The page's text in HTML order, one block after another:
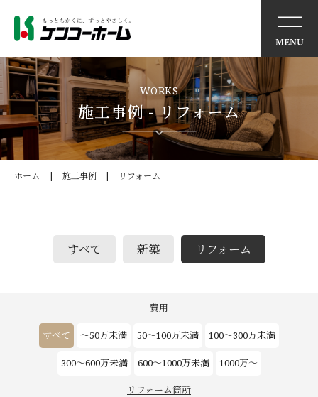
リノベーションモデルハウ
ス
アウトレット商品のご案内
リフォーム工事の流れ
見積もり依頼
施工事例
お客様の声
WORKS
施工事例 - リフォーム
ホーム 施工事例 リフォーム
すべて 新築 リフォーム
費用
すべて ～50万未満 50～100万未満 100～300万未満
300～600万未満 600～1000万未満 1000万～
リフォーム箇所